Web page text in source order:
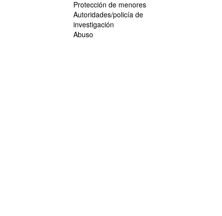
Protección de menores
Autoridades/policía de
investigación
Abuso